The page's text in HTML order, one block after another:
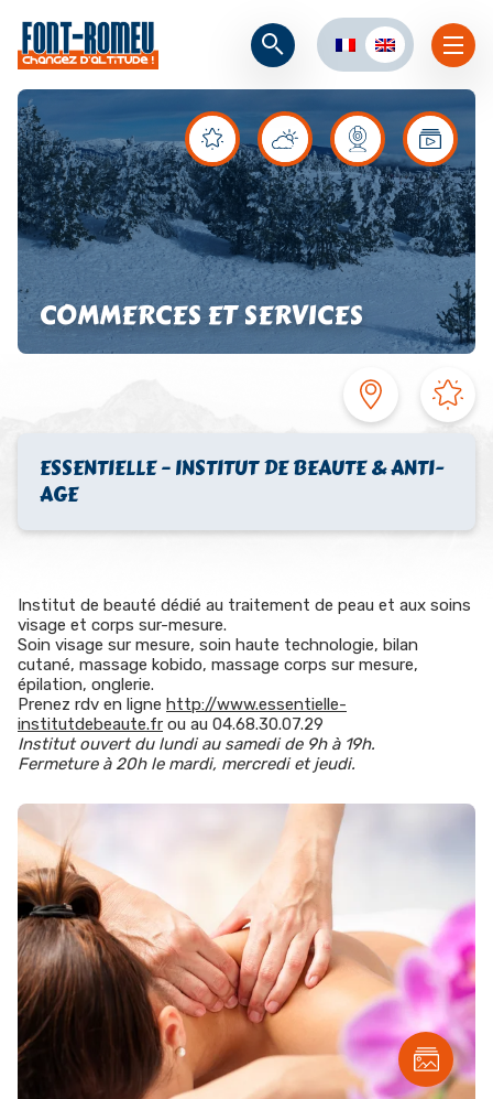
COMMERCES ET SERVICES
ESSENTIELLE – INSTITUT DE BEAUTE & ANTI-
AGE
Institut de beauté dédié au traitement de peau et aux soins
visage et corps sur-mesure.
Soin visage sur mesure, soin haute technologie, bilan
cutané, massage kobido, massage corps sur mesure,
épilation, onglerie.
Prenez rdv en ligne http://www.essentielle-
institutdebeaute.fr ou au 04.68.30.07.29
Institut ouvert du lundi au samedi de 9h à 19h.
Fermeture à 20h le mardi, mercredi et jeudi.